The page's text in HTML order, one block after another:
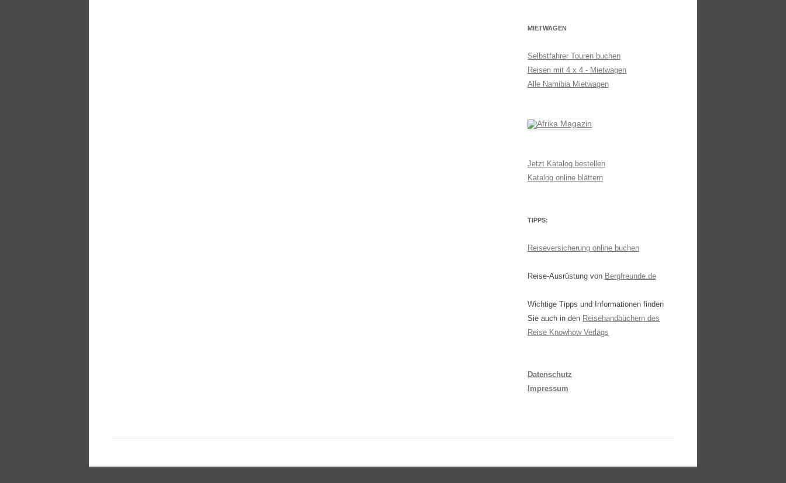
MIETWAGEN
Selbstfahrer Touren buchen
Reisen mit 4 x 4 - Mietwagen
Alle Namibia Mietwagen
Jetzt Katalog bestellen
Katalog online blättern
TIPPS:
Reiseversicherung online buchen
Reise-Ausrüstung von Bergfreunde.de
Wichtige Tipps und Informationen finden
Sie auch in den Reisehandbüchern des
Reise Knowhow Verlags
Datenschutz
Impressum